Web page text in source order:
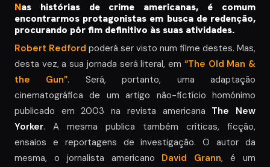
Nas histórias de crime americanas, é comum
encontrarmos protagonistas em busca de redenção,
procurando pôr fim definitivo às suas atividades.
Robert Redford poderá ser visto num filme destes. Mas,
desta vez, a sua jornada será literal, em “The Old Man &
the Gun”. Será, portanto, uma adaptação
cinematográfica de um artigo não-fictício homónimo
publicado em 2003 na revista americana The New
Yorker. A mesma publica também críticas, ficção,
ensaios e reportagens de investigação. O autor da
mesma, o jornalista americano David Grann, é um